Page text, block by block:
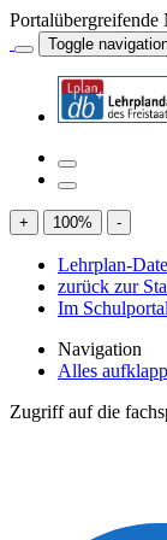
Portalübergreifende
Toggle
+ 100% -
Lehrplan-
zurück zur
Im
Navigation
Alles
Zugriff auf die